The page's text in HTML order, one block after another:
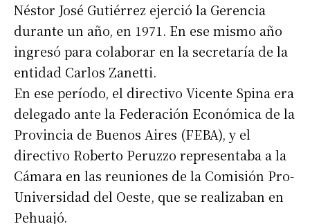
Néstor José Gutiérrez ejerció la Gerencia
durante un año, en 1971. En ese mismo año
ingresó para colaborar en la secretaría de la
entidad Carlos Zanetti.
En ese período, el directivo Vicente Spina era
delegado ante la Federación Económica de la
Provincia de Buenos Aires (FEBA), y el
directivo Roberto Peruzzo representaba a la
Cámara en las reuniones de la Comisión Pro-
Universidad del Oeste, que se realizaban en
Pehuajó.